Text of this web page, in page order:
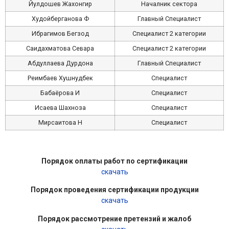
Йулдошев Жахонгир
Началник сектора
Худойберганова Ф
Главный Cпециалист
Ибрагимов Бегзод
Специалист 2 категории
Саидахматова Севара
Специалист 2 категории
Абдуллаева Дурдона
Главный Cпециалист
Реимбаев Хушнудбек
Cпециалист
Бабаёрова И
Специалист
Исаева Шахноза
Cпециалист
Мирсаитова Н
Cпециалист
Порядок оплаты работ по сертификации
скачать
Порядок проведения сертификации продукции
скачать
Порядок рассмотрение претензий и жалоб